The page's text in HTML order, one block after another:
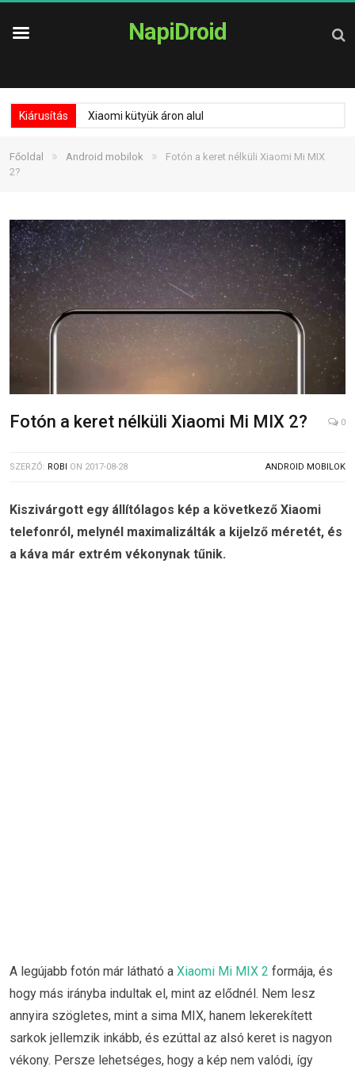
NapiDroid
Kiárusítás Xiaomi kütyük áron alul
Főoldal » Android mobilok »
Fotón a keret nélküli Xiaomi Mi MIX
2?
Fotón a keret nélküli Xiaomi Mi MIX 2? 0
SZERZŐ: ROBI ON 2017-08-28 ANDROID MOBILOK
Kiszivárgott egy állítólagos kép a következő Xiaomi
telefonról, melynél maximalizálták a kijelző méretét, és
a káva már extrém vékonynak tűnik.
A legújabb fotón már látható a Xiaomi Mi MIX 2 formája, és
hogy más irányba indultak el, mint az elődnél. Nem lesz
annyira szögletes, mint a sima MIX, hanem lekerekített
sarkok jellemzik inkább, és ezúttal az alsó keret is nagyon
vékony. Persze lehetséges, hogy a kép nem valódi, így